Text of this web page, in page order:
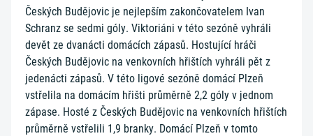
Českých Budějovic je nejlepším zakončovatelem Ivan
Schranz se sedmi góly. Viktoriáni v této sezóně vyhráli
devět ze dvanácti domácích zápasů. Hostující hráči
Českých Budějovic na venkovních hřištích vyhráli pět z
jedenácti zápasů. V této ligové sezóně domácí Plzeň
vstřelila na domácím hřišti průměrně 2,2 góly v jednom
zápase. Hosté z Českých Budějovic na venkovních hřištích
průměrně vstřelili 1,9 branky. Domácí Plzeň v tomto